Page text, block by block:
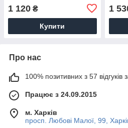
1 120 ₴
Купити
1
Про нас
100% позитивних з 57 відгуків
Працює з 24.09.2015
м. Харків
просп. Любові Малої, 99,